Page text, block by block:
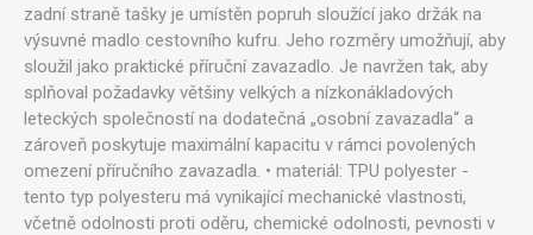
zadní straně tašky je umístěn popruh sloužící jako držák na
výsuvné madlo cestovního kufru. Jeho rozměry umožňují, aby
sloužil jako praktické příruční zavazadlo. Je navržen tak, aby
splňoval požadavky většiny velkých a nízkonákladových
leteckých společností na dodatečná „osobní zavazadla“ a
zároveň poskytuje maximální kapacitu v rámci povolených
omezení příručního zavazadla. • materiál: TPU polyester -
tento typ polyesteru má vynikající mechanické vlastnosti,
včetně odolnosti proti oděru, chemické odolnosti, pevnosti v